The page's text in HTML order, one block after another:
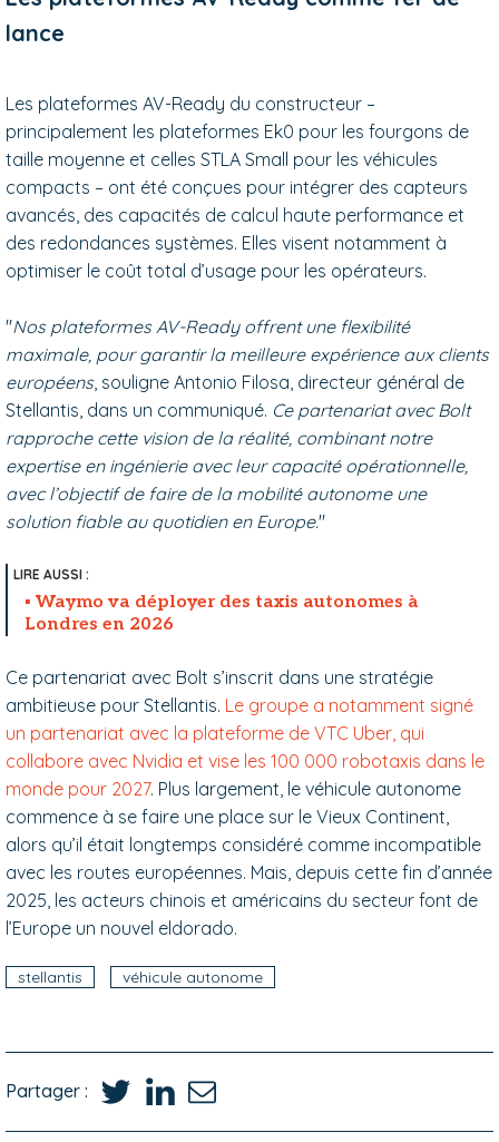
lance
Les plateformes AV-Ready du constructeur –
principalement les plateformes Ek0 pour les fourgons de
taille moyenne et celles STLA Small pour les véhicules
compacts – ont été conçues pour intégrer des capteurs
avancés, des capacités de calcul haute performance et
des redondances systèmes. Elles visent notamment à
optimiser le coût total d’usage pour les opérateurs.
"Nos plateformes AV-Ready offrent une flexibilité
maximale, pour garantir la meilleure expérience aux clients
européens, souligne Antonio Filosa, directeur général de
Stellantis, dans un communiqué. Ce partenariat avec Bolt
rapproche cette vision de la réalité, combinant notre
expertise en ingénierie avec leur capacité opérationnelle,
avec l’objectif de faire de la mobilité autonome une
solution fiable au quotidien en Europe."
Waymo va déployer des taxis autonomes à
Londres en 2026
Ce partenariat avec Bolt s’inscrit dans une stratégie
ambitieuse pour Stellantis. Le groupe a notamment signé
un partenariat avec la plateforme de VTC Uber, qui
collabore avec Nvidia et vise les 100 000 robotaxis dans le
monde pour 2027. Plus largement, le véhicule autonome
commence à se faire une place sur le Vieux Continent,
alors qu’il était longtemps considéré comme incompatible
avec les routes européennes. Mais, depuis cette fin d’année
2025, les acteurs chinois et américains du secteur font de
l’Europe un nouvel eldorado.
stellantis véhicule autonome
Partager :